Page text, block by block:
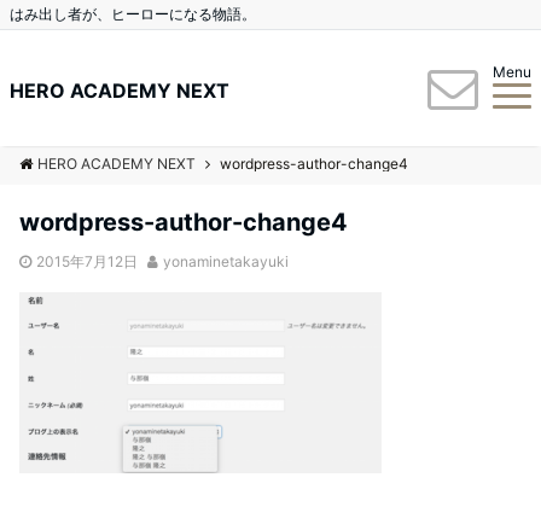
はみ出し者が、ヒーローになる物語。
HERO ACADEMY NEXT
Menu
HERO ACADEMY NEXT wordpress-author-change4
wordpress-author-change4
2015年7月12日 yonaminetakayuki